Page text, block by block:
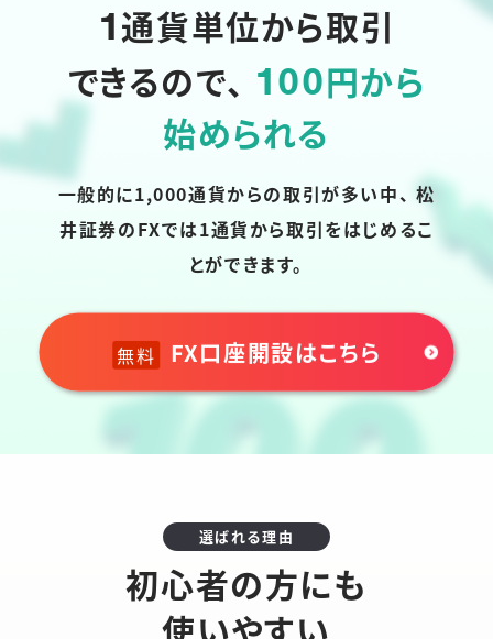
1通貨単位から取引
できるので、 100円から
始められる
一般的に1,000通貨からの取引が多い中、 松
井証券のFXでは1通貨から取引をはじめるこ
とができます。
無料 FX口座開設はこちら
選ばれる理由
初心者の方にも
使いやすい